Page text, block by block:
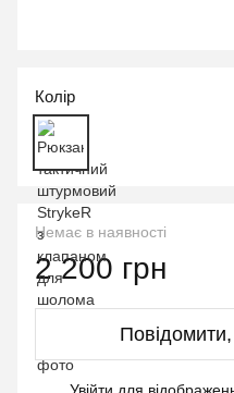
Колір
Немає в наявності
2 200 грн